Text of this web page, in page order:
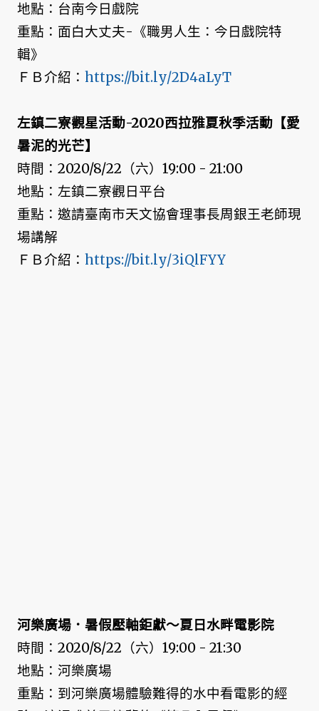
地點：台南今日戲院
重點：面白大丈夫-《職男人生：今日戲院特
輯》
ＦＢ介紹： https://bit.ly/2D4aLyT
左鎮二寮觀星活動-2020西拉雅夏秋季活動【愛
暑泥的光芒】
時間：2020/8/22（六）19:00 - 21:00
地點：左鎮二寮觀日平台
重點：邀請臺南市天文協會理事長周銀王老師現
場講解
ＦＢ介紹： https://bit.ly/3iQlFYY
河樂廣場．暑假壓軸鉅獻～夏日水畔電影院
時間：2020/8/22（六）19:00 - 21:30
地點：河樂廣場
重點：到河樂廣場體驗難得的水中看電影的經